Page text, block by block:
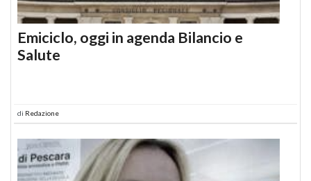
Emiciclo, oggi in agenda Bilancio e
Salute
di Redazione